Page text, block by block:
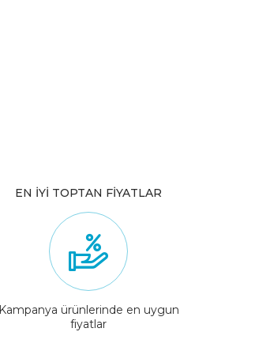
EN İYİ TOPTAN FİYATLAR
Kampanya ürünlerinde en uygun
fiyatlar